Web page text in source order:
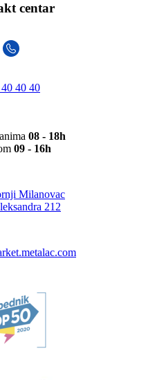
centar
40 40
08 - 18h
09 - 16h
Milanovac
212